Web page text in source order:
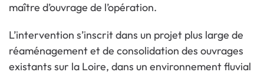
maître d’ouvrage de l’opération.
L’intervention s’inscrit dans un projet plus large de
réaménagement et de consolidation des ouvrages
existants sur la Loire, dans un environnement fluvial